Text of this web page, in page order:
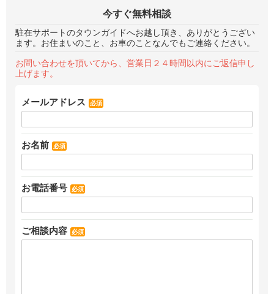
今すぐ無料相談
駐在サポートのタウンガイドへお越し頂き、ありがとうござい
ます。お住まいのこと、お車のことなんでもご連絡ください。
お問い合わせを頂いてから、営業日２４時間以内にご返信申し
上げます。
メールアドレス 必須
お名前 必須
お電話番号 必須
ご相談内容 必須